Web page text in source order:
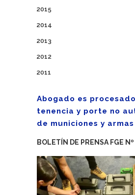
2015
2014
2013
2012
2011
Abogado es
tenencia y porte no
de municiones y armas
BOLETÍN DE PRENSA FGE